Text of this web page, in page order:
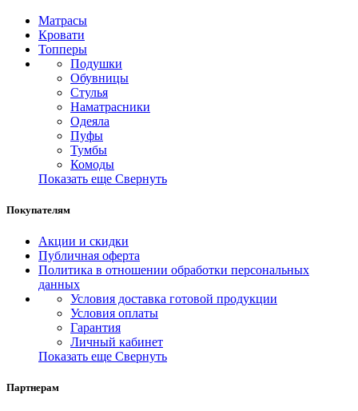
Матрасы
Кровати
Топперы
Подушки
Обувницы
Стулья
Наматрасники
Одеяла
Пуфы
Тумбы
Комоды
Показать еще Свернуть
Покупателям
Акции и скидки
Публичная оферта
Политика в отношении обработки персональных
данных
Условия доставка готовой продукции
Условия оплаты
Гарантия
Личный кабинет
Показать еще Свернуть
Партнерам